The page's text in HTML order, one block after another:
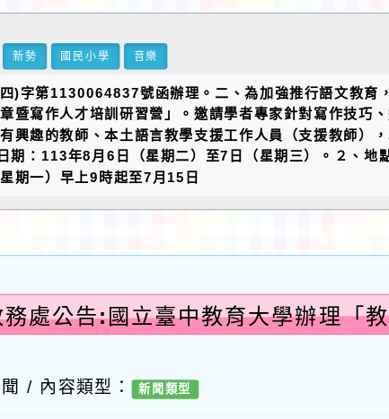
新勢 國民小學 音樂
)字第1130064837號函辦理。二、為加強推行語文教育
暨寫作人才培訓研習營」。邀請學者專家針對寫作技巧
興趣的教師、本土語言教學支援工作人員（支援教師）
期：113年8月6日（星期二）至7日（星期三）。２、地
期一）早上9時起至7月15日
處公告:國立臺中教育大學辦理「
/ 內容類型： 新聞類型